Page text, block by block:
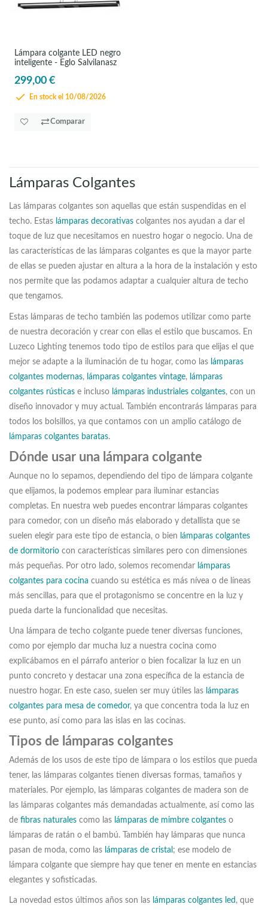
Lámpara colgante LED negro
inteligente - Eglo Salvilanasz
299,00 €
En stock el 10/08/2026
Comparar
Lámparas Colgantes
Las lámparas colgantes son aquellas que están suspendidas en el
techo. Estas lámparas decorativas colgantes nos ayudan a dar el
toque de luz que necesitamos en nuestro hogar o negocio. Una de
las características de las lámparas colgantes es que la mayor parte
de ellas se pueden ajustar en altura a la hora de la instalación y esto
nos permite que las podamos adaptar a cualquier altura de techo
que tengamos.
Estas lámparas de techo también las podemos utilizar como parte
de nuestra decoración y crear con ellas el estilo que buscamos. En
Luzeco Lighting tenemos todo tipo de estilos para que elijas el que
mejor se adapte a la iluminación de tu hogar, como las lámparas
colgantes modernas, lámparas colgantes vintage, lámparas
colgantes rústicas e incluso lámparas industriales colgantes, con un
diseño innovador y muy actual. También encontrarás lámparas para
todos los bolsillos, ya que contamos con un amplio catálogo de
lámparas colgantes baratas.
Dónde usar una lámpara colgante
Aunque no lo sepamos, dependiendo del tipo de lámpara colgante
que elijamos, la podemos emplear para iluminar estancias
completas. En nuestra web puedes encontrar lámparas colgantes
para comedor, con un diseño más elaborado y detallista que se
suelen elegir para este tipo de estancia, o bien lámparas colgantes
de dormitorio con características similares pero con dimensiones
más pequeñas. Por otro lado, solemos recomendar lámparas
colgantes para cocina cuando su estética es más nívea o de líneas
más sencillas, para que el protagonismo se concentre en la luz y
pueda darte la funcionalidad que necesitas.
Una lámpara de techo colgante puede tener diversas funciones,
como por ejemplo dar mucha luz a nuestra cocina como
explicábamos en el párrafo anterior o bien focalizar la luz en un
punto concreto y destacar una zona específica de la estancia de
nuestro hogar. En este caso, suelen ser muy útiles las lámparas
colgantes para mesa de comedor, ya que concentra toda la luz en
ese punto, así como para las islas en las cocinas.
Tipos de lámparas colgantes
Además de los usos de este tipo de lámpara o los estilos que pueda
tener, las lámparas colgantes tienen diversas formas, tamaños y
materiales. Por ejemplo, las lámparas colgantes de madera son de
las lámparas colgantes más demandadas actualmente, así como las
de fibras naturales como las lámparas de mimbre colgantes o
lámparas de ratán o el bambú. También hay lámparas que nunca
pasan de moda, como las lámparas de cristal ; ese modelo de
lámpara colgante que siempre hay que tener en mente en estancias
elegantes y sofisticadas.
La novedad estos últimos años son las lámparas colgantes led , que